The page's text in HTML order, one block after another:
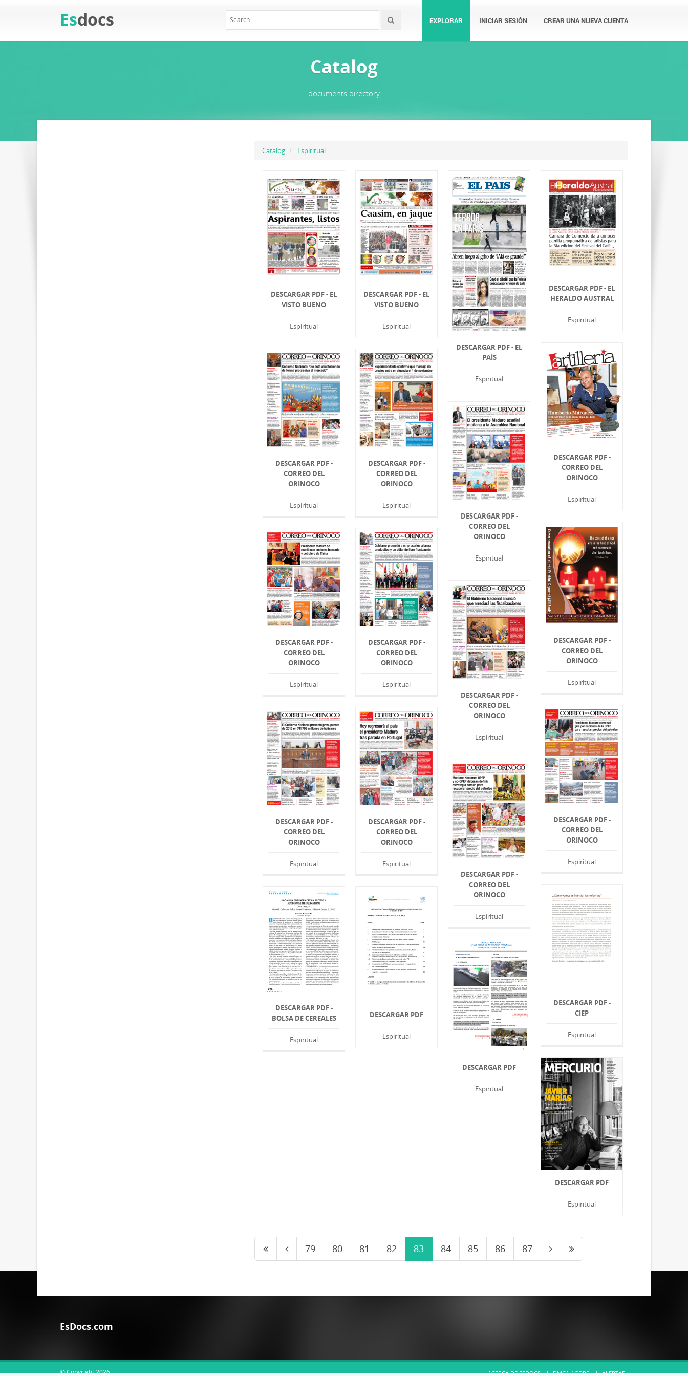
Esdocs EXPLORAR INICIAR SESIÓN CREAR UNA NUEVA CUENTA
Catalog
documents directory
Catalog Espiritual
DESCARGAR PDF - EL
VISTO BUENO
Espiritual
DESCARGAR PDF - EL
VISTO BUENO
Espiritual
DESCARGAR PDF - EL
PAÍS
Espiritual
DESCARGAR PDF - EL
HERALDO AUSTRAL
Espiritual
DESCARGAR PDF -
CORREO DEL
ORINOCO
Espiritual
DESCARGAR PDF -
CORREO DEL
ORINOCO
Espiritual
DESCARGAR PDF -
CORREO DEL
ORINOCO
Espiritual
DESCARGAR PDF -
CORREO DEL
ORINOCO
Espiritual
DESCARGAR PDF -
CORREO DEL
ORINOCO
Espiritual
DESCARGAR PDF -
CORREO DEL
ORINOCO
Espiritual
DESCARGAR PDF -
CORREO DEL
ORINOCO
Espiritual
DESCARGAR PDF -
CORREO DEL
ORINOCO
Espiritual
DESCARGAR PDF -
CORREO DEL
ORINOCO
Espiritual
DESCARGAR PDF -
CORREO DEL
ORINOCO
Espiritual
DESCARGAR PDF -
CORREO DEL
ORINOCO
Espiritual
DESCARGAR PDF -
CORREO DEL
ORINOCO
Espiritual
DESCARGAR PDF -
CIEP
Espiritual
DESCARGAR PDF -
BOLSA DE CEREALES
Espiritual
DESCARGAR PDF
Espiritual
DESCARGAR PDF
Espiritual
DESCARGAR PDF
Espiritual
79 80 81 82 83 84 85 86 87
EsDocs.com
© Copyright 2026 ACERCA DE ESDOCS DMCA / GDPR ALERTAR